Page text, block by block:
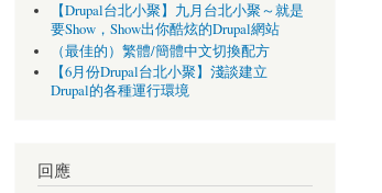
【Drupal台北小聚】九月台北小聚～就是
要Show，Show出你酷炫的Drupal網站
（最佳的）繁體/簡體中文切換配方
【6月份Drupal台北小聚】淺談建立
Drupal的各種運行環境
回應